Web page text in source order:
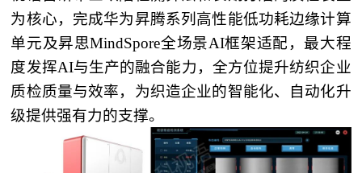
为核心，完成华为昇腾系列高性能低功耗边缘计算
单元及昇思MindSpore全场景AI框架适配，最大程
度发挥AI与生产的融合能力，全方位提升纺织企业
质检质量与效率，为织造企业的智能化、自动化升
级提供强有力的支撑。